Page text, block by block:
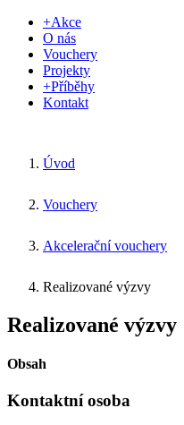
+Akce
O nás
Vouchery
Projekty
+Příběhy
Kontakt
Úvod
Vouchery
Akcelerační vouchery
Realizované výzvy
Realizované výzvy
Obsah
Kontaktní osoba